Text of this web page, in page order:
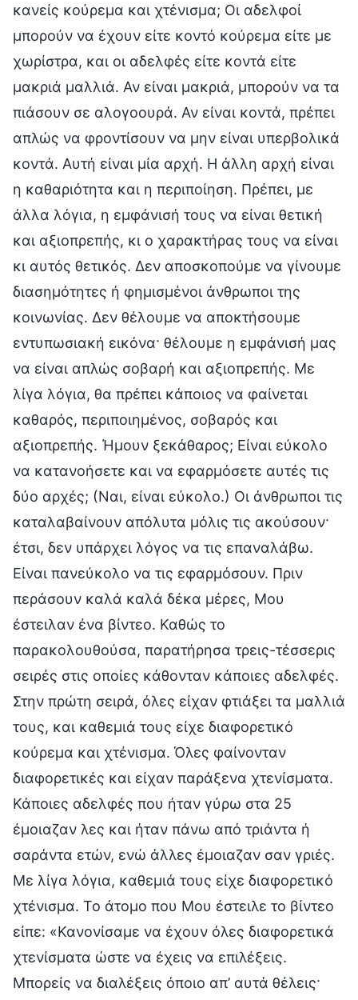
κανείς κούρεμα και χτένισμα; Οι αδελφοί
μπορούν να έχουν είτε κοντό κούρεμα είτε με
χωρίστρα, και οι αδελφές είτε κοντά είτε
μακριά μαλλιά. Αν είναι μακριά, μπορούν να τα
πιάσουν σε αλογοουρά. Αν είναι κοντά, πρέπει
απλώς να φροντίσουν να μην είναι υπερβολικά
κοντά. Αυτή είναι μία αρχή. Η άλλη αρχή είναι
η καθαριότητα και η περιποίηση. Πρέπει, με
άλλα λόγια, η εμφάνισή τους να είναι θετική
και αξιοπρεπής, κι ο χαρακτήρας τους να είναι
κι αυτός θετικός. Δεν αποσκοπούμε να γίνουμε
διασημότητες ή φημισμένοι άνθρωποι της
κοινωνίας. Δεν θέλουμε να αποκτήσουμε
εντυπωσιακή εικόνα· θέλουμε η εμφάνισή μας
να είναι απλώς σοβαρή και αξιοπρεπής. Με
λίγα λόγια, θα πρέπει κάποιος να φαίνεται
καθαρός, περιποιημένος, σοβαρός και
αξιοπρεπής. Ήμουν ξεκάθαρος; Είναι εύκολο
να κατανοήσετε και να εφαρμόσετε αυτές τις
δύο αρχές; (Ναι, είναι εύκολο.) Οι άνθρωποι τις
καταλαβαίνουν απόλυτα μόλις τις ακούσουν·
έτσι, δεν υπάρχει λόγος να τις επαναλάβω.
Είναι πανεύκολο να τις εφαρμόσουν. Πριν
περάσουν καλά καλά δέκα μέρες, Μου
έστειλαν ένα βίντεο. Καθώς το
παρακολουθούσα, παρατήρησα τρεις-τέσσερις
σειρές στις οποίες κάθονταν κάποιες αδελφές.
Στην πρώτη σειρά, όλες είχαν φτιάξει τα μαλλιά
τους, και καθεμιά τους είχε διαφορετικό
κούρεμα και χτένισμα. Όλες φαίνονταν
διαφορετικές και είχαν παράξενα χτενίσματα.
Κάποιες αδελφές που ήταν γύρω στα 25
έμοιαζαν λες και ήταν πάνω από τριάντα ή
σαράντα ετών, ενώ άλλες έμοιαζαν σαν γριές.
Με λίγα λόγια, καθεμιά τους είχε διαφορετικό
χτένισμα. Το άτομο που Μου έστειλε το βίντεο
είπε: «Κανονίσαμε να έχουν όλες διαφορετικά
χτενίσματα ώστε να έχεις να επιλέξεις.
Μπορείς να διαλέξεις όποιο απ’ αυτά θέλεις·